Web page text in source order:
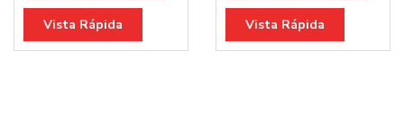
Vista Rápida Vista Rápida